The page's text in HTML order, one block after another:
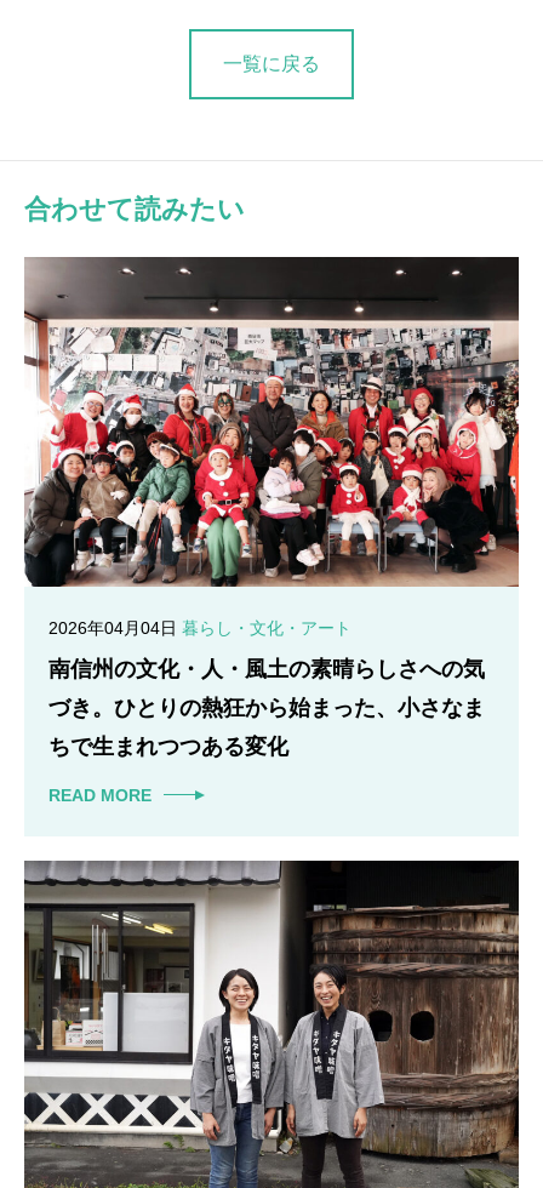
一覧に戻る
合わせて読みたい
2026年04月04日 暮らし・文化・アート
南信州の文化・人・風土の素晴らしさへの気
づき。ひとりの熱狂から始まった、小さなま
ちで生まれつつある変化
READ MORE